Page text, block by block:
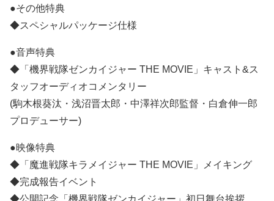
●その他特典
◆スペシャルパッケージ仕様
●音声特典
◆「機界戦隊ゼンカイジャー THE MOVIE」キャスト&ス
タッフオーディオコメンタリー
(駒木根葵汰・浅沼晋太郎・中澤祥次郎監督・白倉伸一郎
プロデューサー)
●映像特典
◆「魔進戦隊キラメイジャー THE MOVIE」メイキング
◆完成報告イベント